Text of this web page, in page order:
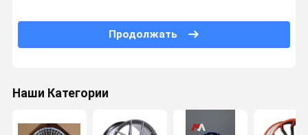
Порше выковал колеса
Lexani выковало колеса
Rotiform выкованные колеса
Продолжать
Наши Категории